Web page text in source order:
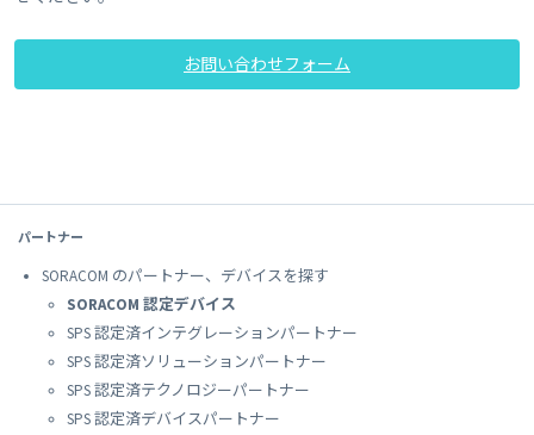
お問い合わせフォーム
パートナー
SORACOM のパートナー、デバイスを探す
SORACOM 認定デバイス
SPS 認定済インテグレーションパートナー
SPS 認定済ソリューションパートナー
SPS 認定済テクノロジーパートナー
SPS 認定済デバイスパートナー